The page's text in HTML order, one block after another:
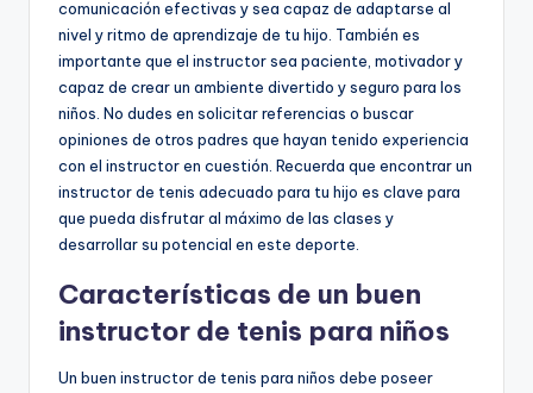
comunicación efectivas y sea capaz de adaptarse al
nivel y ritmo de aprendizaje de tu hijo. También es
importante que el instructor sea paciente, motivador y
capaz de crear un ambiente divertido y seguro para los
niños. No dudes en solicitar referencias o buscar
opiniones de otros padres que hayan tenido experiencia
con el instructor en cuestión. Recuerda que encontrar un
instructor de tenis adecuado para tu hijo es clave para
que pueda disfrutar al máximo de las clases y
desarrollar su potencial en este deporte.
Características de un buen
instructor de tenis para niños
Un buen instructor de tenis para niños debe poseer